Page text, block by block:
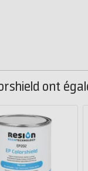
ont